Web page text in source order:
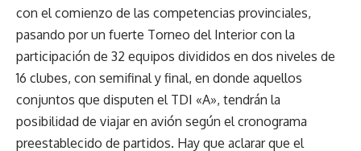
con el comienzo de las competencias provinciales,
pasando por un fuerte Torneo del Interior con la
participación de 32 equipos divididos en dos niveles de
16 clubes, con semifinal y final, en donde aquellos
conjuntos que disputen el TDI «A», tendrán la
posibilidad de viajar en avión según el cronograma
preestablecido de partidos. Hay que aclarar que el